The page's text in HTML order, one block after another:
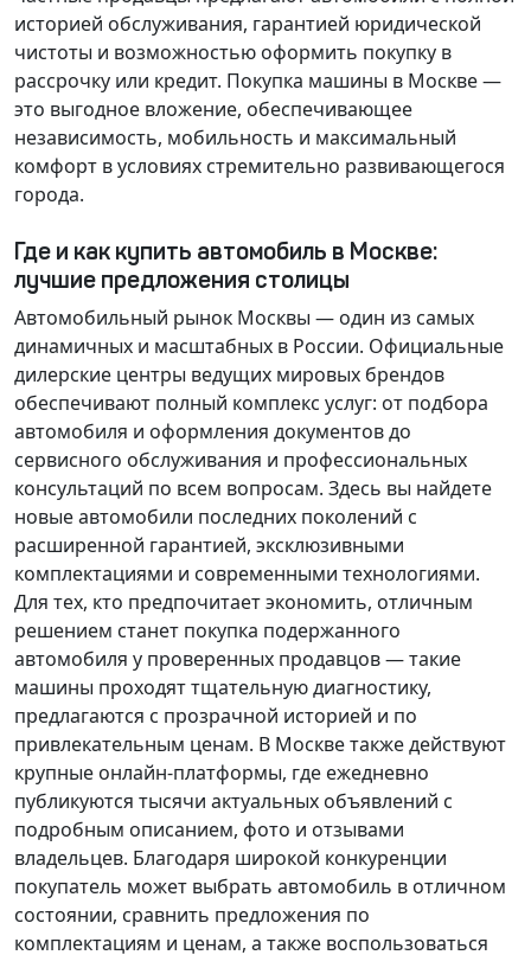
историей обслуживания, гарантией юридической
чистоты и возможностью оформить покупку в
рассрочку или кредит. Покупка машины в Москве —
это выгодное вложение, обеспечивающее
независимость, мобильность и максимальный
комфорт в условиях стремительно развивающегося
города.
Где и как купить автомобиль в Москве:
лучшие предложения столицы
Автомобильный рынок Москвы — один из самых
динамичных и масштабных в России. Официальные
дилерские центры ведущих мировых брендов
обеспечивают полный комплекс услуг: от подбора
автомобиля и оформления документов до
сервисного обслуживания и профессиональных
консультаций по всем вопросам. Здесь вы найдете
новые автомобили последних поколений с
расширенной гарантией, эксклюзивными
комплектациями и современными технологиями.
Для тех, кто предпочитает экономить, отличным
решением станет покупка подержанного
автомобиля у проверенных продавцов — такие
машины проходят тщательную диагностику,
предлагаются с прозрачной историей и по
привлекательным ценам. В Москве также действуют
крупные онлайн-платформы, где ежедневно
публикуются тысячи актуальных объявлений с
подробным описанием, фото и отзывами
владельцев. Благодаря широкой конкуренции
покупатель может выбрать автомобиль в отличном
состоянии, сравнить предложения по
комплектациям и ценам, а также воспользоваться